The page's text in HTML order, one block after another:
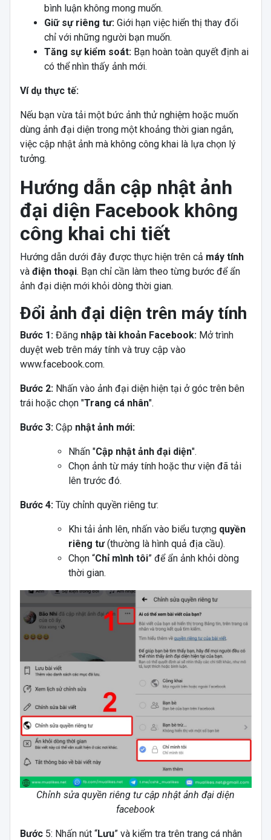
bình luận không mong muốn.
Giữ sự riêng tư:Giới hạn việc hiển thị thay đổi
chỉ với những người bạn muốn.
Tăng sự kiểm soát:Bạn hoàn toàn quyết định ai
có thể nhìn thấy ảnh mới.
Ví dụ thực tế:
Nếu bạn vừa tải một bức ảnh thử nghiệm hoặc muốn
dùng ảnh đại diện trong một khoảng thời gian ngắn,
việc cập nhật ảnh mà không công khai là lựa chọn lý
tưởng.
Hướng dẫn cập nhật ảnh
đại diện Facebook không
công khai chi tiết
Hướng dẫn dưới đây được thực hiện trên cả máy tính
và điện thoại. Bạn chỉ cần làm theo từng bước để ẩn
ảnh đại diện mới khỏi dòng thời gian.
Đổi ảnh đại diện trên máy tính
Bước 1:Đăng nhập tài khoản Facebook: Mở trình
duyệt web trên máy tính và truy cập vào
www.facebook.com.
Bước 2:Nhấn vào ảnh đại diện hiện tại ở góc trên bên
trái hoặc chọn "Trang cá nhân".
Bước 3: Cập nhật ảnh mới:
Nhấn "Cập nhật ảnh đại diện".
Chọn ảnh từ máy tính hoặc thư viện đã tải
lên trước đó.
Bước 4:Tùy chỉnh quyền riêng tư:
Khi tải ảnh lên, nhấn vào biểu tượng quyền
riêng tư(thường là hình quả địa cầu).
Chọn “Chỉ mình tôi” để ẩn ảnh khỏi dòng
thời gian.
Chỉnh sửa quyền riêng tư cập nhật ảnh đại diện
facebook
Bước5: Nhấn nút “Lưu” và kiểm tra trên trang cá nhân